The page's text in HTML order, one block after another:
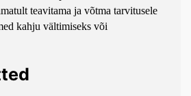
teavitama ja võtma tarvitusele
kahju vältimiseks või